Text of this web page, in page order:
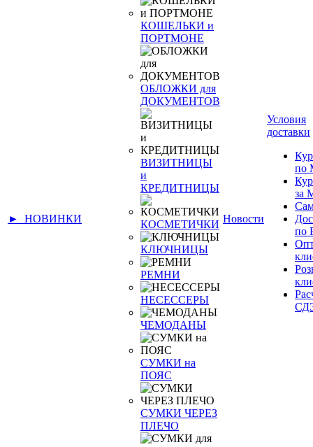
► НОВИНКИ
КОШЕЛЬКИ и
ПОРТМОНЕ
ОБЛОЖКИ для
ДОКУМЕНТОВ
ВИЗИТНИЦЫ
и
КРЕДИТНИЦЫ
КОСМЕТИЧКИ
КЛЮЧНИЦЫ
РЕМНИ
НЕСЕССЕРЫ
ЧЕМОДАНЫ
СУМКИ на
ПОЯС
СУМКИ ЧЕРЕЗ
ПЛЕЧО
Новости
Условия
доставки
по
за
по